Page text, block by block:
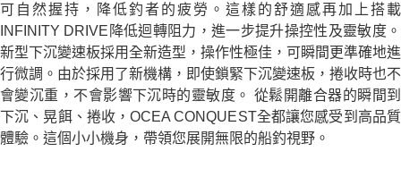
可自然握持，降低釣者的疲勞。這樣的舒適感再加上搭載
INFINITY DRIVE降低迴轉阻力，進一步提升操控性及靈敏度。
新型下沉變速板採用全新造型，操作性極佳，可瞬間更準確地進
行微調。由於採用了新機構，即使鎖緊下沉變速板，捲收時也不
會變沉重，不會影響下沉時的靈敏度。 從鬆開離合器的瞬間到
下沉、晃餌、捲收，OCEA CONQUEST全都讓您感受到高品質
體驗。這個小小機身，帶領您展開無限的船釣視野。